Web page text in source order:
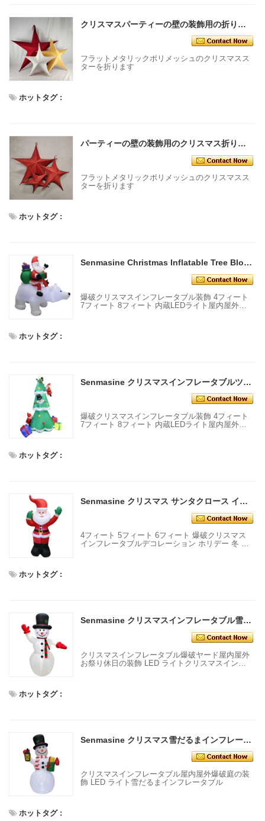
クリスマスパーティーの壁の装飾用の折りたたみ式星複数の色が利用可能な輝く星
フラットメタリックポリメッシュのクリスマスス
ターを折ります
ホットタグ :
パーティーの壁の装飾用のクリスマス折りたたみ式星を吊るす複数の色が利用可能な輝く星
フラットメタリックポリメッシュのクリスマスス
ターを折ります
ホットタグ :
Senmasine Christmas Inflatable Tree Blow Up Xmas Decoration Build-in Led Lights Indoor Outdoor Holiday Decorative - COPY - s7l9pf
爆破クリスマスインフレータブル装飾 4フィート
7フィート 8フィート 内蔵LEDライト屋内屋外ホ
ホットタグ :
Senmasine クリスマスインフレータブルツリー爆破クリスマス装飾内蔵 LED ライト屋内屋外ホリデー装飾
爆破クリスマスインフレータブル装飾 4フィート
7フィート 8フィート 内蔵LEDライト屋内屋外ホ
ホットタグ :
Senmasine クリスマス サンタクロース インフレータブル 爆破クリスマス インフレータブル デコレーション ホリデー 冬 屋内 屋外
4フィート 5フィート 6フィート 爆破クリスマス
インフレータブルデコレーション ホリデー 冬 屋
ホットタグ :
Senmasine クリスマスインフレータブル雪だるま LED ライト爆破庭屋内屋外お祭りホリデークリスマス装飾
クリスマスインフレータブル爆破ヤード屋内屋外
お祭り休日の装飾 LED ライトクリスマスインフ
ホットタグ :
Senmasine クリスマス雪だるまインフレータブル屋内屋外爆破庭の装飾 LED ライト
クリスマスインフレータブル屋内屋外爆破庭の装
飾 LED ライト雪だるまインフレータブル
ホットタグ :